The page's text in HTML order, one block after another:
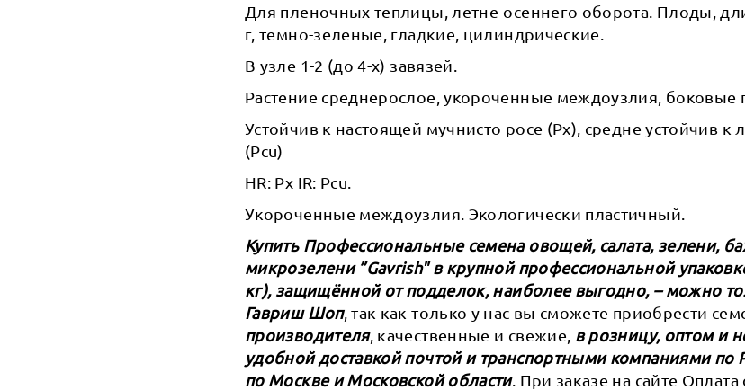
Для пленочных теплицы, летне-осеннего оборота. Плоды,
г, темно-зеленые, гладкие, цилиндрические.
В узле 1-2 (до 4-х) завязей.
Растение среднерослое, укороченные междоузлия, боковые
Устойчив к настоящей мучнисто росе (Px), средне устойчив к
(Pcu)
НR: Px IR: Pcu.
Укороченные междоузлия. Экологически пластичный.
Купить Профессиональные семена овощей, салата, зелени,
микрозелени ”Gavrish" в крупной профессиональной
кг), защищённой от подделок, наиболее выгодно, – можно
Гавриш Шоп, так как только у нас вы сможете приобрести
производителя, качественные и свежие, в розницу, оптом и
удобной доставкой почтой и транспортными компаниями по
по Москве и Московской области. При заказе на сайте